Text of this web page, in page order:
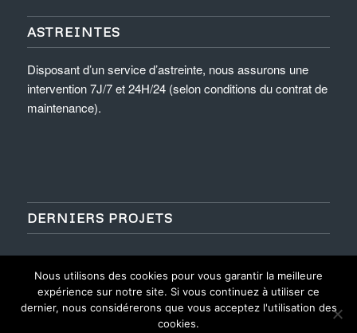
ASTREINTES
Disposant d’un service d’astreinte, nous assurons une
intervention 7J/7 et 24H/24 (selon conditions du contrat de
maintenance).
DERNIERS PROJETS
Nous utilisons des cookies pour vous garantir la meilleure
expérience sur notre site. Si vous continuez à utiliser ce
dernier, nous considérerons que vous acceptez l'utilisation des
cookies.